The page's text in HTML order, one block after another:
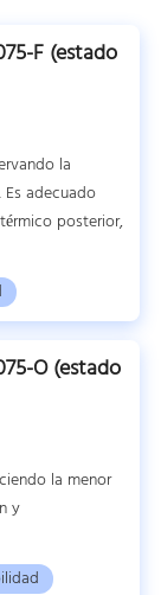
F (estado
la
adecuado
posterior,
O (estado
la menor
y